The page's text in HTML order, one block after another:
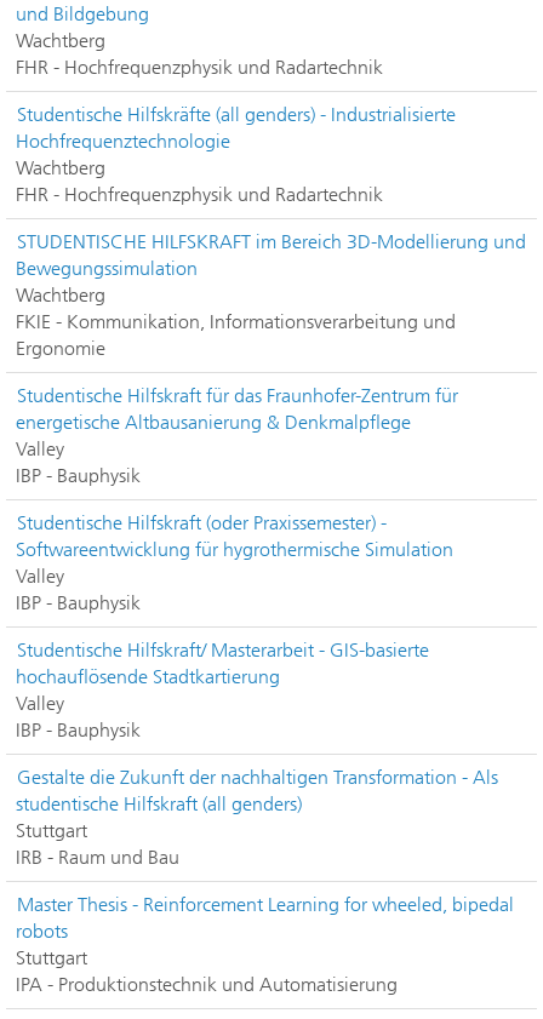
und Bildgebung
Wachtberg
FHR - Hochfrequenzphysik und Radartechnik
Studentische Hilfskräfte (all genders) - Industrialisierte
Hochfrequenztechnologie
Wachtberg
FHR - Hochfrequenzphysik und Radartechnik
STUDENTISCHE HILFSKRAFT im Bereich 3D-Modellierung und
Bewegungssimulation
Wachtberg
FKIE - Kommunikation, Informationsverarbeitung und
Ergonomie
Studentische Hilfskraft für das Fraunhofer-Zentrum für
energetische Altbausanierung & Denkmalpflege
Valley
IBP - Bauphysik
Studentische Hilfskraft (oder Praxissemester) -
Softwareentwicklung für hygrothermische Simulation
Valley
IBP - Bauphysik
Studentische Hilfskraft/ Masterarbeit - GIS-basierte
hochauflösende Stadtkartierung
Valley
IBP - Bauphysik
Gestalte die Zukunft der nachhaltigen Transformation - Als
studentische Hilfskraft (all genders)
Stuttgart
IRB - Raum und Bau
Master Thesis - Reinforcement Learning for wheeled, bipedal
robots
Stuttgart
IPA - Produktionstechnik und Automatisierung